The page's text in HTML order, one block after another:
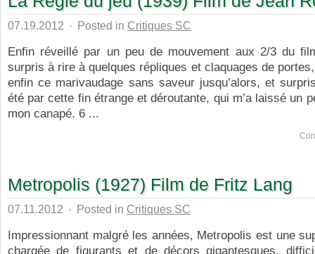
07.19.2012 · Posted in Critiques SC
Enfin réveillé par un peu de mouvement aux 2/3 du
surpris à rire à quelques répliques et claquages de
enfin ce marivaudage sans saveur jusqu’alors, et
été par cette fin étrange et déroutante, qui m’a laissé un
mon canapé. 6 ...
Metropolis (1927) Film de Fritz Lang
07.11.2012 · Posted in Critiques SC
Impressionnant malgré les années, Metropolis est une
chargée de figurants et de décors gigantesques,